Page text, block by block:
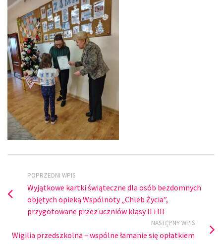
POPRZEDNI WPIS
Wyjątkowe kartki świąteczne dla osób bezdomnych
objętych opieką Wspólnoty „Chleb Życia”,
przygotowane przez uczniów klasy II i III
NASTĘPNY WPIS
Wigilia przedszkolna – wspólne łamanie się opłatkiem